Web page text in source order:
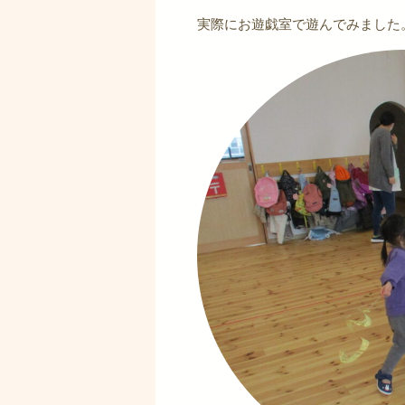
実際にお遊戯室で遊んでみました